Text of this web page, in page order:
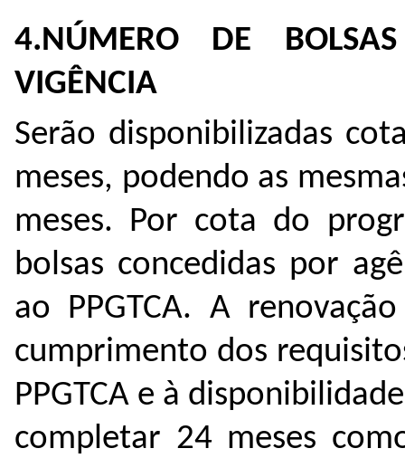
4.NÚMERO DE
VIGÊNCIA
Serão disponibilizadas
meses, podendo as
meses. Por cota do
bolsas concedidas por
ao PPGTCA. A
cumprimento dos
PPGTCA e à
completar 24 meses